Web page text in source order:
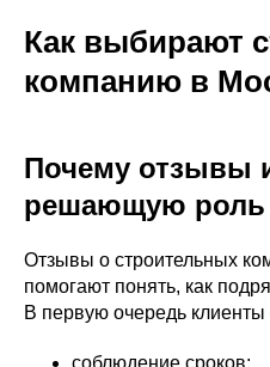
Как выбирают
компанию в
Почему отзывы
решающую роль
Отзывы о строительных
помогают понять, как
В первую очередь